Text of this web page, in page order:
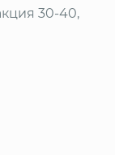
30-40,